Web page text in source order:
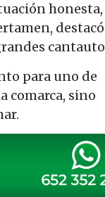
honesta,
para uno de
comarca, sino